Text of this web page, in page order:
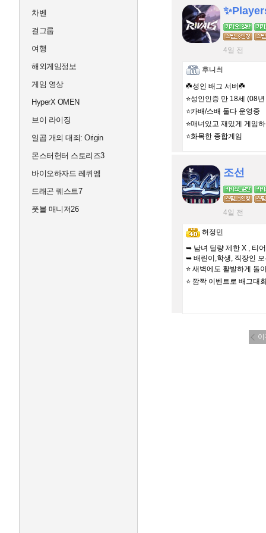
차벤
걸그룹
여행
해외게임정보
게임 영상
HyperX OMEN
브이 라이징
일곱 개의 대죄: Origin
몬스터헌터 스토리즈3
바이오하자드 레퀴엠
드래곤 퀘스트7
풋볼 매니저26
4일 전
후니츼
☘️성인 배그 서버☘️
⭐성인인증 만 18세 (08
⭐카배/스배 둘다 운영중
⭐매너있고 재밌게 게임
⭐화목한 종합게임
조선
4일 전
허정민
➥ 남녀 딜량 제한 X , 티
➥ 배린이,학생, 직장인 모
⭐️ 새벽에도 활발하게 돌
⭐️ 깜짝 이벤트로 배그대